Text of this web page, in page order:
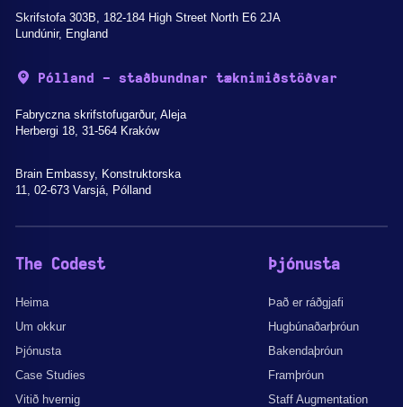
Skrifstofa 303B, 182-184 High Street North E6 2JA
Lundúnir, England
Pólland - staðbundnar tæknimiðstöðvar
Fabryczna skrifstofugarður, Aleja
Herbergi 18, 31-564 Kraków
Brain Embassy, Konstruktorska
11, 02-673 Varsjá, Pólland
The Codest
Heima
Um okkur
Þjónusta
Case Studies
Vitið hvernig
Þjónusta
Það er ráðgjafi
Hugbúnaðarþróun
Bakendaþróun
Framþróun
Staff Augmentation